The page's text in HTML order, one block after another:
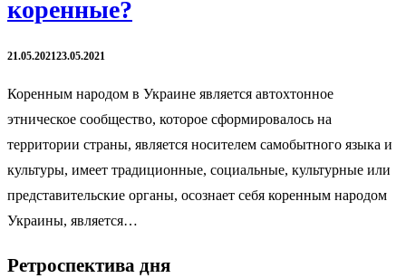
коренные?
21.05.202123.05.2021
Коренным народом в Украине является автохтонное
этническое сообщество, которое сформировалось на
территории страны, является носителем самобытного языка и
культуры, имеет традиционные, социальные, культурные или
представительские органы, осознает себя коренным народом
Украины, является…
Ретроспектива дня